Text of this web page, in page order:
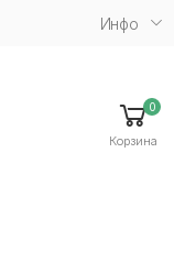
Инфо
0
Корзина